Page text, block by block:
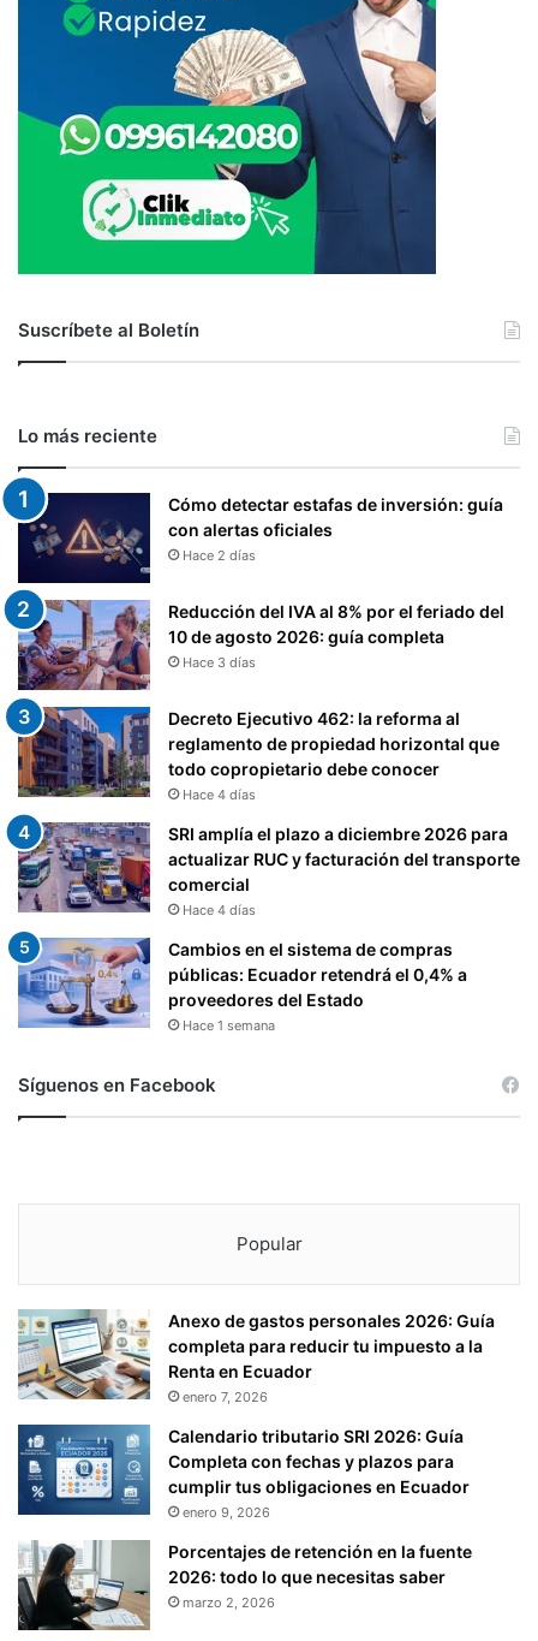
Suscríbete al Boletín
Lo más reciente
Cómo detectar estafas de inversión: guía
con alertas oficiales
Hace 2 días
Reducción del IVA al 8% por el feriado del
10 de agosto 2026: guía completa
Hace 3 días
Decreto Ejecutivo 462: la reforma al
reglamento de propiedad horizontal que
todo copropietario debe conocer
Hace 4 días
SRI amplía el plazo a diciembre 2026 para
actualizar RUC y facturación del transporte
comercial
Hace 4 días
Cambios en el sistema de compras
públicas: Ecuador retendrá el 0,4% a
proveedores del Estado
Hace 1 semana
Síguenos en Facebook
Popular
Anexo de gastos personales 2026: Guía
completa para reducir tu impuesto a la
Renta en Ecuador
enero 7, 2026
Calendario tributario SRI 2026: Guía
Completa con fechas y plazos para
cumplir tus obligaciones en Ecuador
enero 9, 2026
Porcentajes de retención en la fuente
2026: todo lo que necesitas saber
marzo 2, 2026